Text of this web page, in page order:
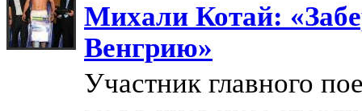
Михали Котай:
Венгрию»
Участник главного